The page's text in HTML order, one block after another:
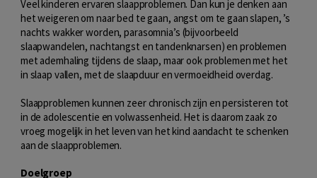
Veel kinderen ervaren slaapproblemen. Dan kun je denken aan
het weigeren om naar bed te gaan, angst om te gaan slapen, ’s
nachts wakker worden, parasomnia’s (bijvoorbeeld
slaapwandelen, nachtangst en tandenknarsen) en problemen
met ademhaling tijdens de slaap, maar ook problemen met het
in slaap vallen, met de slaapduur en vermoeidheid overdag.
Slaapproblemen kunnen zeer chronisch zijn en persisteren tot
in de adolescentie en volwassenheid. Het is daarom zaak zo
vroeg mogelijk in het leven van het kind aandacht te schenken
aan de slaapproblemen.
Doelgroep